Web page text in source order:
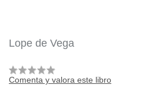
Lope de Vega
Comenta y valora este libro